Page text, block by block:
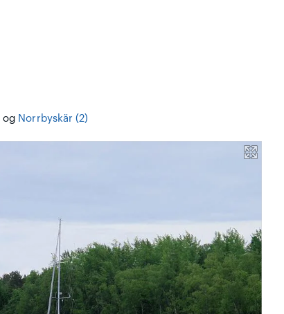
og Norrbyskär (2)